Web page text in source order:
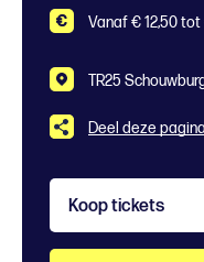
Vanaf € 12,50
TR25
Deel deze pagina
Koop tickets